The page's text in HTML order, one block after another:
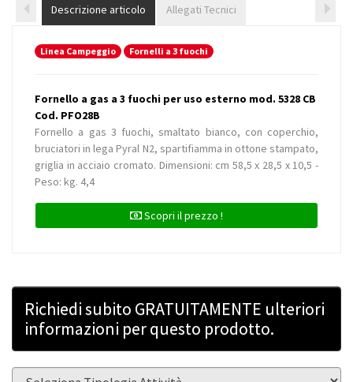
Descrizione articolo Allegati Tecnici
Linea Campeggio Fornelli a 3 fuochi
Fornello a gas a 3 fuochi per uso esterno mod. 5328 CB
Cod. PFO28B
Fornello a gas 3 fuochi, smaltato bianco, con coperchio,
bruciatori in lega Pyral N2, spartifiamma in ottone stampato,
griglia in acciaio cromato. Dimensioni: cm 58,5 x 28,5 x 10,5 -
Peso: kg. 4,4
Scopri il prezzo !
Richiedi subito GRATUITAMENTE ulteriori
informazioni per questo prodotto.